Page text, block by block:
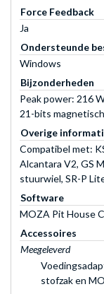
Force Feedback
Ja
Ondersteunde
Windows
Bijzonderheden
Peak power: 216
21-bits
Overige
Compatibel met:
Alcantara V2, GS
stuurwiel, SR-P
Software
MOZA Pit House
Accessoires
Meegeleverd
stofzak en